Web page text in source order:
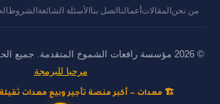
من نحنالمقالات أعمالنااتصل بناالأسئلة الشائعةالشروط
© 2026 مؤسسة رافعات الشموخ المتقدمة. جميع الحقوق محفوظة. تصميم
مرحبا للبرمجة
🏗️ معدات — أكبر منصة تأجير وبيع معدات